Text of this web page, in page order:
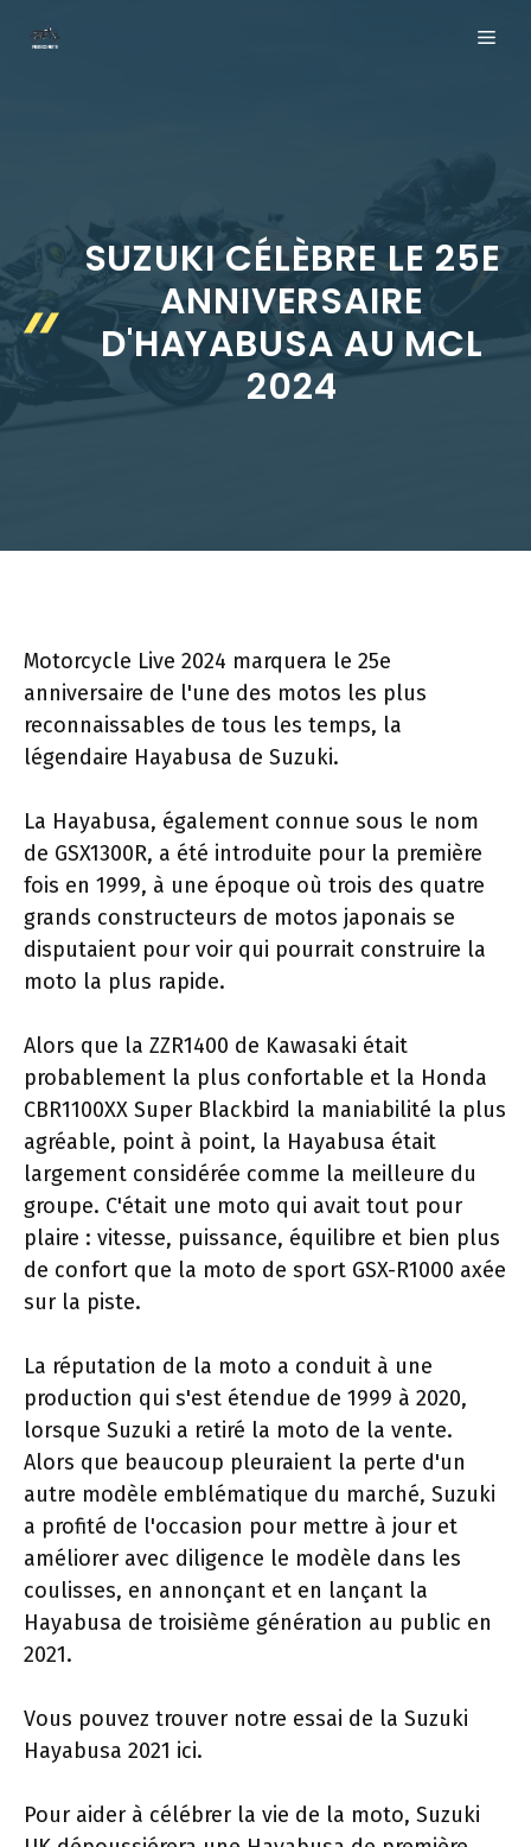
SUZUKI CÉLÈBRE LE 25E
ANNIVERSAIRE
D'HAYABUSA AU MCL
2024
Motorcycle Live 2024 marquera le 25e
anniversaire de l'une des motos les plus
reconnaissables de tous les temps, la
légendaire Hayabusa de Suzuki.
La Hayabusa, également connue sous le nom
de GSX1300R, a été introduite pour la première
fois en 1999, à une époque où trois des quatre
grands constructeurs de motos japonais se
disputaient pour voir qui pourrait construire la
moto la plus rapide.
Alors que la ZZR1400 de Kawasaki était
probablement la plus confortable et la Honda
CBR1100XX Super Blackbird la maniabilité la plus
agréable, point à point, la Hayabusa était
largement considérée comme la meilleure du
groupe. C'était une moto qui avait tout pour
plaire : vitesse, puissance, équilibre et bien plus
de confort que la moto de sport GSX-R1000 axée
sur la piste.
La réputation de la moto a conduit à une
production qui s'est étendue de 1999 à 2020,
lorsque Suzuki a retiré la moto de la vente.
Alors que beaucoup pleuraient la perte d'un
autre modèle emblématique du marché, Suzuki
a profité de l'occasion pour mettre à jour et
améliorer avec diligence le modèle dans les
coulisses, en annonçant et en lançant la
Hayabusa de troisième génération au public en
2021.
Vous pouvez trouver notre essai de la Suzuki
Hayabusa 2021 ici.
Pour aider à célébrer la vie de la moto, Suzuki